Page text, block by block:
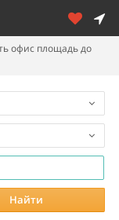
офис площадь до
Найти